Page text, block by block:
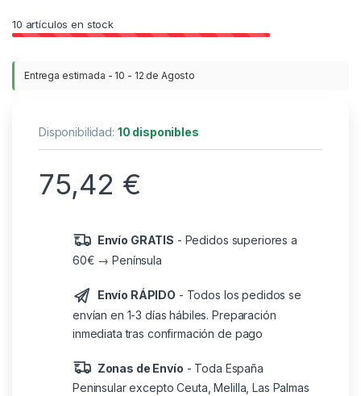
10 artículos en stock
Entrega estimada - 10 - 12 de Agosto
Disponibilidad: 10 disponibles
75,42 €
Envío GRATIS - Pedidos superiores a
60€ → Península
Envío RÁPIDO - Todos los pedidos se
envían en 1-3 días hábiles. Preparación
inmediata tras confirmación de pago
Zonas de Envío - Toda España
Peninsular excepto Ceuta, Melilla, Las Palmas